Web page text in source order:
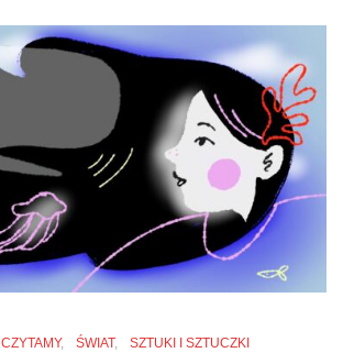
CZYTAMY ŚWIAT SZTUKI I SZTUCZKI